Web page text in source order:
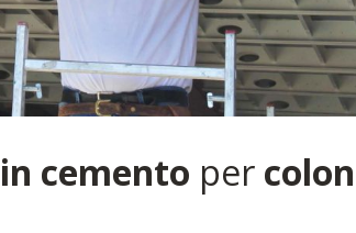
in cemento per